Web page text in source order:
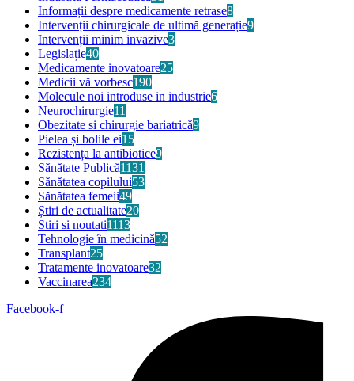
Informații despre medicamente retrase8
Intervenții chirurgicale de ultimă generație9
Intervenții minim invazive3
Legislație40
Medicamente inovatoare25
Medicii vă vorbesc190
Molecule noi introduse in industrie6
Neurochirurgie11
Obezitate si chirurgie bariatrică9
Pielea și bolile ei15
Rezistența la antibiotice9
Sănătate Publică1131
Sănătatea copilului53
Sănătatea femeii49
Știri de actualitate20
Stiri si noutati1113
Tehnologie în medicină52
Transplant25
Tratamente inovatoare32
Vaccinarea234
Facebook-f